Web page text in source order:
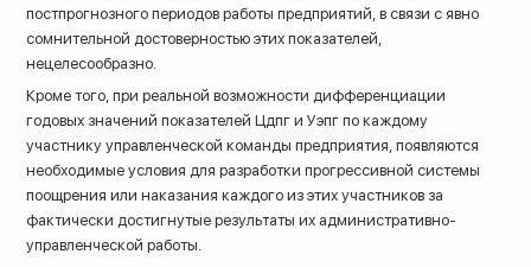
постпрогнозного периодов работы предприятий, в связи с явно
сомнительной достоверностью этих показателей,
нецелесообразно.
Кроме того, при реальной возможности дифференциации
годовых значений показателей Цдпг и Уэпг по каждому
участнику управленческой команды предприятия, появляются
необходимые условия для разработки прогрессивной системы
поощрения или наказания каждого из этих участников за
фактически достигнутые результаты их административно-
управленческой работы.